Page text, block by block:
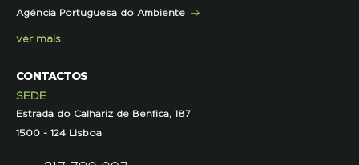
Semana do Jornalismo de Ambiente 2023
Agência Portuguesa do Ambiente
ver mais
CONTACTOS
SEDE
Estrada do Calhariz de Benfica, 187
1500 - 124 Lisboa